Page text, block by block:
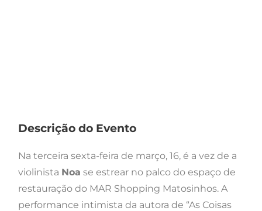
Descrição do Evento
Na terceira sexta-feira de março, 16, é a vez de a
violinista Noa se estrear no palco do espaço de
restauração do MAR Shopping Matosinhos. A
performance intimista da autora de “As Coisas